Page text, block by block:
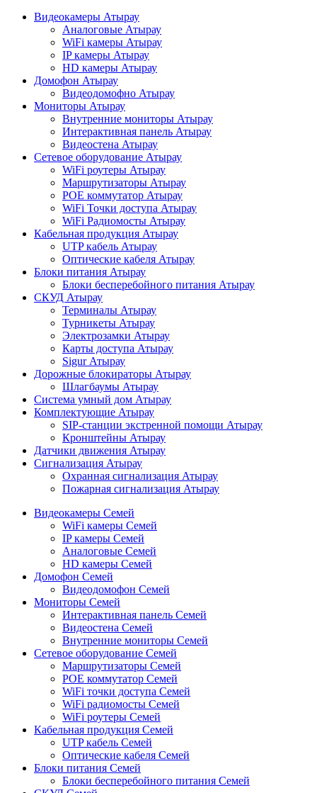
Видеокамеры Атырау
Аналоговые Атырау
WiFi камеры Атырау
IP камеры Атырау
HD камеры Атырау
Домофон Атырау
Видеодомофно Атырау
Мониторы Атырау
Внутренние мониторы Атырау
Интерактивная панель Атырау
Видеостена Атырау
Сетевое оборудование Атырау
WiFi роутеры Атырау
Маршрутизаторы Атырау
POE коммутатор Атырау
WiFi Точки доступа Атырау
WiFi Радиомосты Атырау
Кабельная продукция Атырау
UTP кабель Атырау
Оптические кабеля Атырау
Блоки питания Атырау
Блоки бесперебойного питания Атырау
СКУД Атырау
Терминалы Атырау
Турникеты Атырау
Электрозамки Атырау
Карты доступа Атырау
Sigur Атырау
Дорожные блокираторы Атырау
Шлагбаумы Атырау
Система умный дом Атырау
Комплектующие Атырау
SIP-станции экстренной помощи Атырау
Кронштейны Атырау
Датчики движения Атырау
Сигнализация Атырау
Охранная сигнализация Атырау
Пожарная сигнализация Атырау
Видеокамеры Семей
WiFi камеры Семей
IP камеры Семей
Аналоговые Семей
HD камеры Семей
Домофон Семей
Видеодомофон Семей
Мониторы Семей
Интерактивная панель Семей
Видеостена Семей
Внутренние мониторы Семей
Сетевое оборудование Семей
Маршрутизаторы Семей
POE коммутатор Семей
WiFi точки доступа Семей
WiFi радиомосты Семей
WiFi роутеры Семей
Кабельная продукция Семей
UTP кабель Семей
Оптические кабеля Семей
Блоки питания Семей
Блоки бесперебойного питания Семей